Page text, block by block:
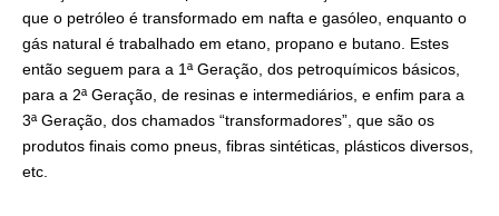
que o petróleo é transformado em nafta e gasóleo, enquanto o
gás natural é trabalhado em etano, propano e butano. Estes
então seguem para a 1ª Geração, dos petroquímicos básicos,
para a 2ª Geração, de resinas e intermediários, e enfim para a
3ª Geração, dos chamados “transformadores”, que são os
produtos finais como pneus, fibras sintéticas, plásticos diversos,
etc.